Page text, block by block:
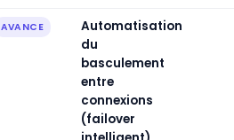
AVANCE
Automatisation
du
basculement
entre
connexions
(failover